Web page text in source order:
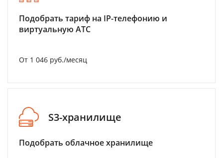
Подобрать тариф на IP-телефонию и
виртуальную АТС
От 1 046 руб./месяц
S3-хранилище
Подобрать облачное хранилище